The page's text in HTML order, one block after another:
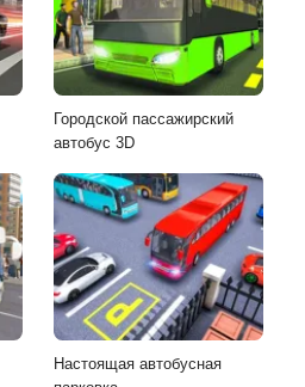
Городской пассажирский
автобус 3D
Настоящая автобусная